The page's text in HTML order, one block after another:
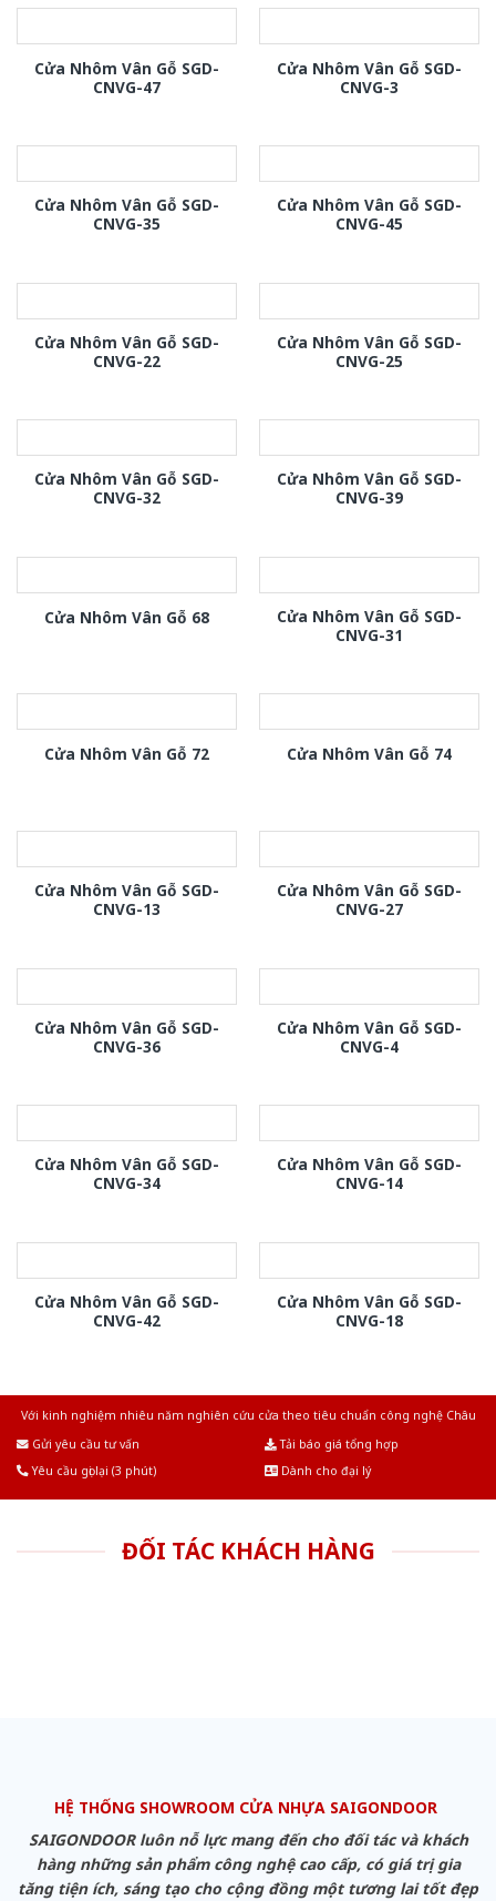
Cửa Nhôm Vân Gỗ SGD-
CNVG-47
Cửa Nhôm Vân Gỗ SGD-
CNVG-3
Cửa Nhôm Vân Gỗ SGD-
CNVG-35
Cửa Nhôm Vân Gỗ SGD-
CNVG-45
Cửa Nhôm Vân Gỗ SGD-
CNVG-22
Cửa Nhôm Vân Gỗ SGD-
CNVG-25
Cửa Nhôm Vân Gỗ SGD-
CNVG-32
Cửa Nhôm Vân Gỗ SGD-
CNVG-39
Cửa Nhôm Vân Gỗ 68
Cửa Nhôm Vân Gỗ SGD-
CNVG-31
Cửa Nhôm Vân Gỗ 72 Cửa Nhôm Vân Gỗ 74
Cửa Nhôm Vân Gỗ SGD-
CNVG-13
Cửa Nhôm Vân Gỗ SGD-
CNVG-27
Cửa Nhôm Vân Gỗ SGD-
CNVG-36
Cửa Nhôm Vân Gỗ SGD-
CNVG-4
Cửa Nhôm Vân Gỗ SGD-
CNVG-34
Cửa Nhôm Vân Gỗ SGD-
CNVG-14
Cửa Nhôm Vân Gỗ SGD-
CNVG-42
Cửa Nhôm Vân Gỗ SGD-
CNVG-18
Với kinh nghiệm nhiêu năm nghiên cứu cửa theo tiêu chuẩn công nghệ Châu
Gửi yêu cầu tư vấn
Tải báo giá tổng hợp
Yêu cầu gọi lại (3 phút)
Dành cho đại lý
ĐỐI TÁC KHÁCH HÀNG
HỆ THỐNG SHOWROOM CỬA NHỰA SAIGONDOOR
SAIGONDOOR luôn nỗ lực mang đến cho đối tác và khách
hàng những sản phẩm công nghệ cao cấp, có giá trị gia
tăng tiện ích, sáng tạo cho cộng đồng một tương lai tốt đẹp